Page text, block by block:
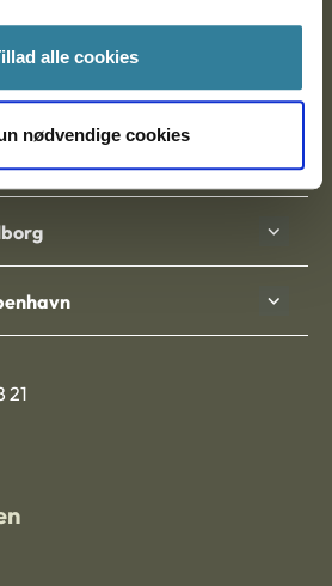
alle cookies
nødvendige cookies
21